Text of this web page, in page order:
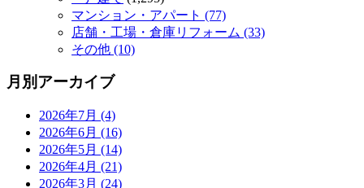
マンション・アパート (77)
店舗・工場・倉庫リフォーム (33)
その他 (10)
月別アーカイブ
2026年7月 (4)
2026年6月 (16)
2026年5月 (14)
2026年4月 (21)
2026年3月 (24)